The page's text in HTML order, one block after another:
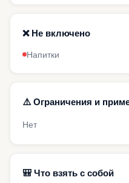
❌ Не включено
Напитки
⚠️ Ограничения и
Нет
🎒 Что взять с собой